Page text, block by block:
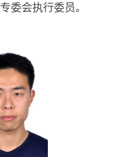
委会执行委员。